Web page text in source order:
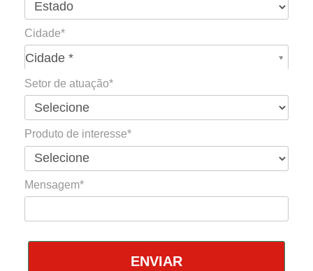
Cidade*
Cidade *
Cidade*
Setor de atuação*
Produto de interesse*
Mensagem*
ENVIAR